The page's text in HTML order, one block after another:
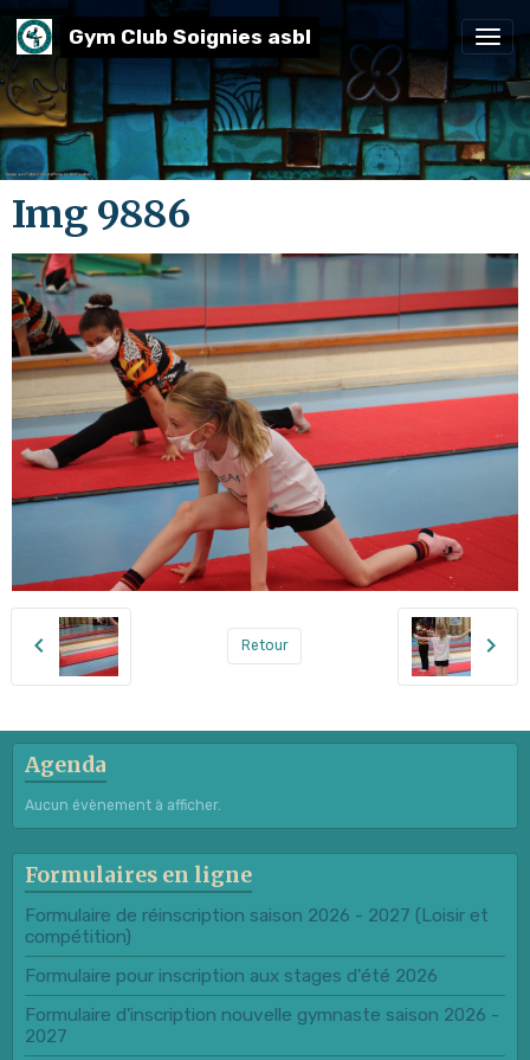
Gym Club Soignies asbl
Img 9886
Retour
Agenda
Aucun évènement à afficher.
Formulaires en ligne
Formulaire de réinscription saison 2026 - 2027 (Loisir et
compétition)
Formulaire pour inscription aux stages d'été 2026
Formulaire d'inscription nouvelle gymnaste saison 2026 -
2027